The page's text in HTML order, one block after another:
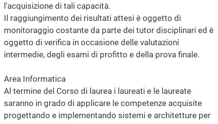
l'acquisizione di tali capacità.
Il raggiungimento dei risultati attesi è oggetto di
monitoraggio costante da parte dei tutor disciplinari ed è
oggetto di verifica in occasione delle valutazioni
intermedie, degli esami di profitto e della prova finale.
Area Informatica
Al termine del Corso di laurea i laureati e le laureate
saranno in grado di applicare le competenze acquisite
progettando e implementando sistemi e architetture per